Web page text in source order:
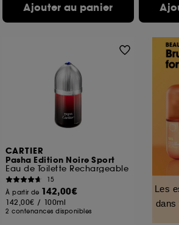
Ajouter au panier
CARTIER
Pasha Edition Noire Sport
Eau de Toilette Rechargeable
15
À partir de 142,00€
142,00€ / 100ml
2 contenances disponibles
Les
dans